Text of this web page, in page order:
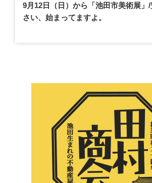
9月12日（日）から「池田市美術展」
さい、始まってますよ。